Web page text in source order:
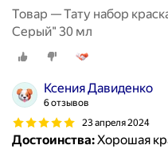
Товар — Тату набор
Серый" 30 мл
Ксения Давиденко
6 отзывов
23 апреля 2024
Достоинства:Хорошая